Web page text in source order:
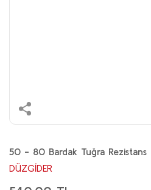
50 - 80 Bardak Tuğra Rezistans
DÜZGİDER